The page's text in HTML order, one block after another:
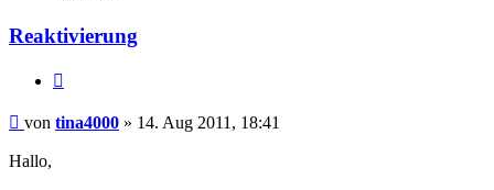
Reaktivierung
Beitrag
von tina4000 » 14. Aug 2011, 18:41
Hallo,